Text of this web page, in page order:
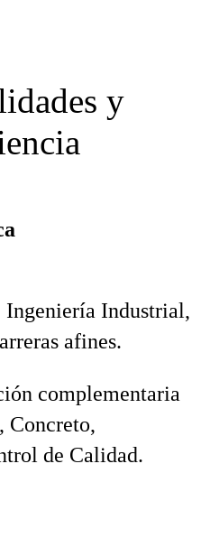
y
Industrial,
afines.
complementaria
Concreto,
de Calidad.